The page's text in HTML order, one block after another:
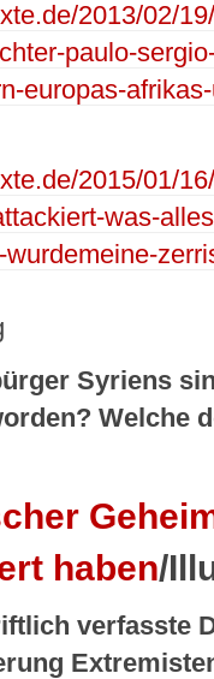
2013/02/
paulo-
europas-
2015/01/
was-
Syriens
Welche
haben/
verfasste